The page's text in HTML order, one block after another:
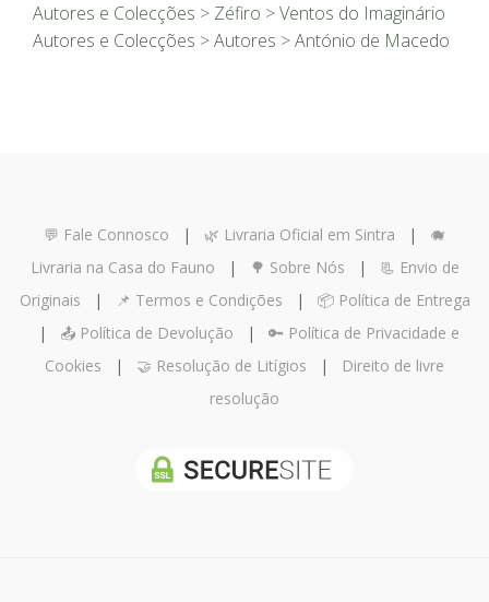
Autores e Colecções > Zéfiro >Ventos do Imaginário
Autores e Colecções >Autores >António de Macedo
💬 Fale Connosco | 🌿 Livraria Oficial em Sintra | 🐗
Livraria na Casa do Fauno | 🌳 Sobre Nós | 📃 Envio de
Originais | 📌 Termos e Condições | 📦 Política de Entrega
| 📤 Política de Devolução | 🔑 Política de Privacidade e
Cookies | 🤝 Resolução de Litígios |
Direito de livre
resolução